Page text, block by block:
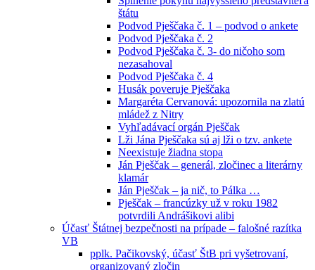
štátu
Podvod Pješčaka č. 1 – podvod o ankete
Podvod Pješčaka č. 2
Podvod Pješčaka č. 3- do ničoho som
nezasahoval
Podvod Pješčaka č. 4
Husák poveruje Pješčaka
Margaréta Cervanová: upozornila na zlatú
mládež z Nitry
Vyhľadávací orgán Pješčak
Lži Jána Pješčaka sú aj lži o tzv. ankete
Neexistuje žiadna stopa
Ján Pješčak – generál, zločinec a literárny
klamár
Ján Pješčak – ja nič, to Pálka …
Pješčak – francúzky už v roku 1982
potvrdili Andrášikovi alibi
Účasť Štátnej bezpečnosti na prípade – falošné razítka
VB
pplk. Pačikovský, účasť ŠtB pri vyšetrovaní,
organizovaný zločin